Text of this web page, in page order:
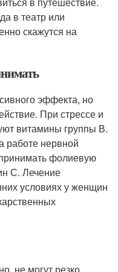
в театр или
скажутся на
эффекта, но
При стрессе и
витамины группы В.
работе нервной
фолиевую
С. Лечение
условиях у женщин
не могут резко